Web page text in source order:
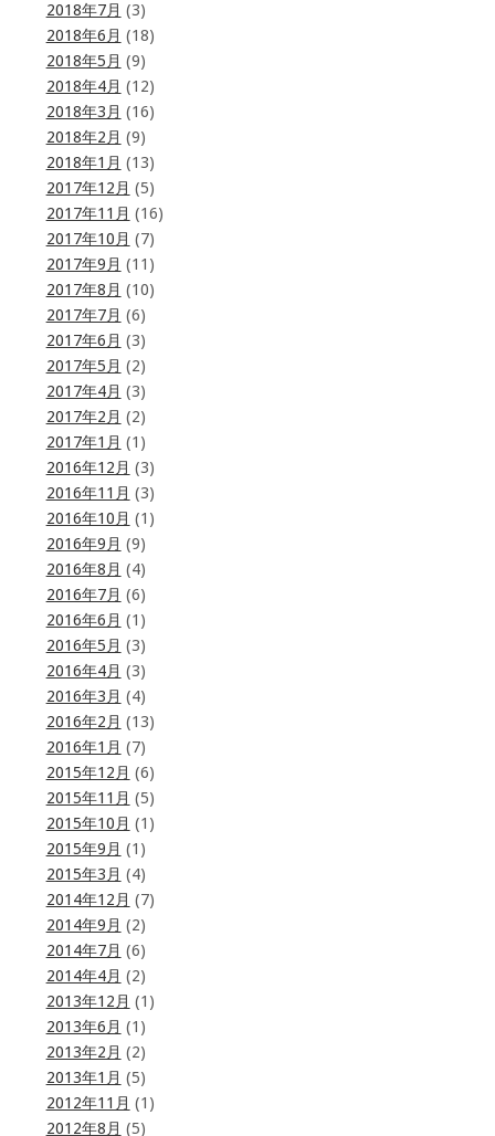
2018年7月 (3)
2018年6月 (18)
2018年5月 (9)
2018年4月 (12)
2018年3月 (16)
2018年2月 (9)
2018年1月 (13)
2017年12月 (5)
2017年11月 (16)
2017年10月 (7)
2017年9月 (11)
2017年8月 (10)
2017年7月 (6)
2017年6月 (3)
2017年5月 (2)
2017年4月 (3)
2017年2月 (2)
2017年1月 (1)
2016年12月 (3)
2016年11月 (3)
2016年10月 (1)
2016年9月 (9)
2016年8月 (4)
2016年7月 (6)
2016年6月 (1)
2016年5月 (3)
2016年4月 (3)
2016年3月 (4)
2016年2月 (13)
2016年1月 (7)
2015年12月 (6)
2015年11月 (5)
2015年10月 (1)
2015年9月 (1)
2015年3月 (4)
2014年12月 (7)
2014年9月 (2)
2014年7月 (6)
2014年4月 (2)
2013年12月 (1)
2013年6月 (1)
2013年2月 (2)
2013年1月 (5)
2012年11月 (1)
2012年8月 (5)